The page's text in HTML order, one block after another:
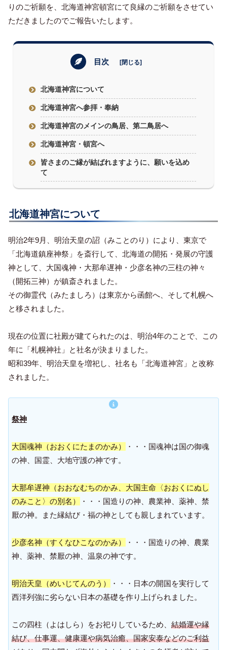
りのご祈願を、北海道神宮頓宮にて良縁のご祈願をさせてい
ただきましたのでご報告いたします。
目次
北海道神宮について
北海道神宮へ参拝・奉納
北海道神宮のメインの鳥居、第二鳥居へ
北海道神宮・頓宮へ
皆さまのご縁が結ばれますように、願いを込め
て
北海道神宮について
明治2年9月、明治天皇の詔（みことのり）により、東京で
「北海道鎮座神祭」を斎行して、北海道の開拓・発展の守護
神として、大国魂神・大那牟遅神・少彦名神の三柱の神々
（開拓三神）が鎮斎されました。
その御霊代（みたましろ）は東京から函館へ、そして札幌へ
と移されました。
現在の位置に社殿が建てられたのは、明治4年のことで、この
年に「札幌神社」と社名が決まりました。
昭和39年、明治天皇を増祀し、社名も「北海道神宮」と改称
されました。
祭神
大国魂神（おおくにたまのかみ）
・・・国魂神は国の御魂
の神、国霊、大地守護の神です。
大那牟遅神（おおなむちのかみ、大国主命〈おおくにぬし
のみこと〉の別名）
・・・国造りの神、農業神、薬神、禁
厭の神。また縁結び・福の神としても親しまれています。
少彦名神（すくなひこなのかみ）
・・・国造りの神、農業
神、薬神、禁厭の神、温泉の神です。
明治天皇（めいじてんのう）
・・・日本の開国を実行して
西洋列強に劣らない日本の基礎を作り上げられました。
この四柱（よはしら）をお祀りしているため、 結婚運や縁
結び、仕事運、健康運や病気治癒、国家安泰などのご利益